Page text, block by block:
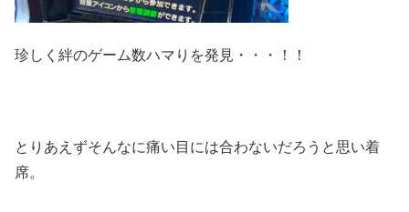
珍しく絆のゲーム数ハマりを発見・・・！！
とりあえずそんなに痛い目には合わないだろうと思い着
席。